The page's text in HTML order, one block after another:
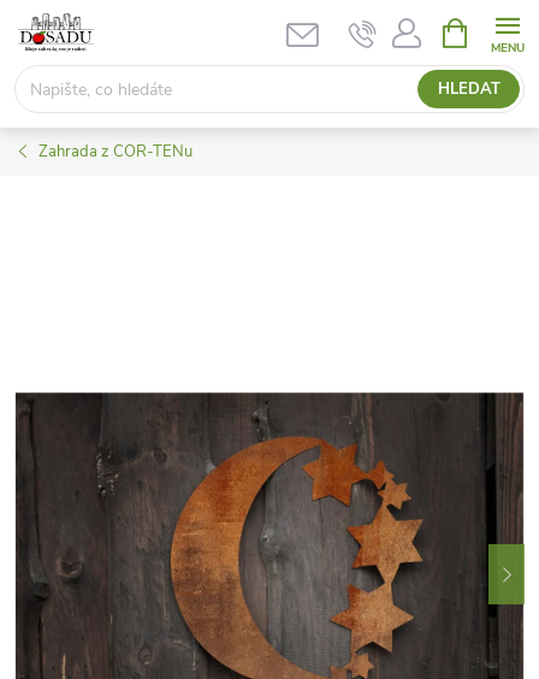
Přejít
obsah
HLEDAT
NÁKUPNÍ
KOŠÍK
Zahrada z COR-TENu